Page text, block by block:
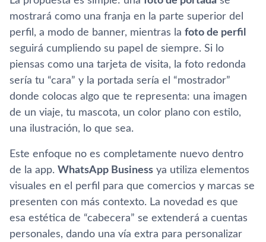
mostrará como una franja en la parte superior del
perfil, a modo de banner, mientras la foto de perfil
seguirá cumpliendo su papel de siempre. Si lo
piensas como una tarjeta de visita, la foto redonda
sería tu “cara” y la portada sería el “mostrador”
donde colocas algo que te representa: una imagen
de un viaje, tu mascota, un color plano con estilo,
una ilustración, lo que sea.
Este enfoque no es completamente nuevo dentro
de la app. WhatsApp Business ya utiliza elementos
visuales en el perfil para que comercios y marcas se
presenten con más contexto. La novedad es que
esa estética de “cabecera” se extenderá a cuentas
personales, dando una vía extra para personalizar